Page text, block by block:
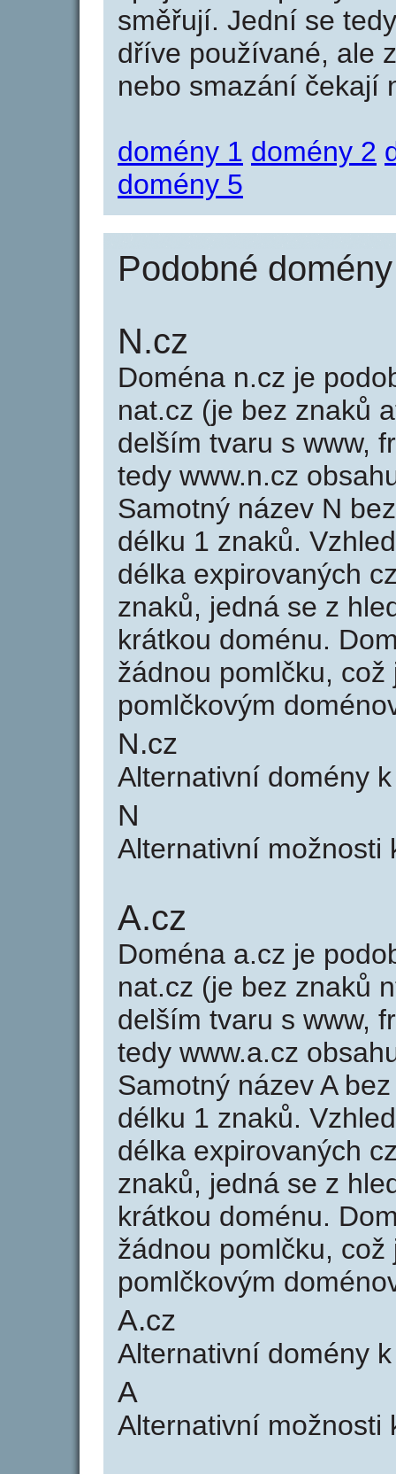
směřují. Jední se
dříve používané, ale
nebo smazání čekají
domény 1 domény 2
domény 5
Podobné
N.cz
Doména n.cz je
nat.cz (je bez znaků
delším tvaru s www,
tedy www.n.cz
Samotný název N
délku 1 znaků.
délka expirovaných
znaků, jedná se z
krátkou doménu.
žádnou pomlčku,
pomlčkovým
N.cz
Alternativní domény
N
Alternativní možnosti
A.cz
Doména a.cz je
nat.cz (je bez znaků
delším tvaru s www,
tedy www.a.cz
Samotný název A
délku 1 znaků.
délka expirovaných
znaků, jedná se z
krátkou doménu.
žádnou pomlčku,
pomlčkovým
A.cz
Alternativní domény
A
Alternativní možnosti